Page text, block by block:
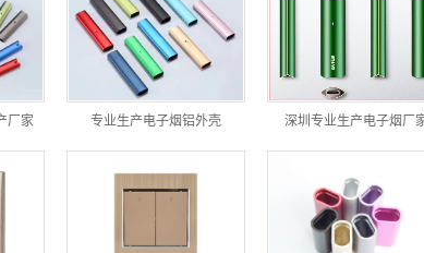
厂家 专业生产电子烟铝外壳 深圳专业生产电子烟厂